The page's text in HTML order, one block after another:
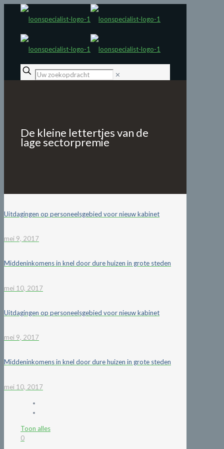
✕
De kleine lettertjes van de
lage sectorpremie
Uitdagingen op personeelsgebied voor nieuw kabinet
mei 9, 2017
Middeninkomens in knel door dure huizen in grote steden
mei 10, 2017
Uitdagingen op personeelsgebied voor nieuw kabinet
mei 9, 2017
Middeninkomens in knel door dure huizen in grote steden
mei 10, 2017
Toon alles
0